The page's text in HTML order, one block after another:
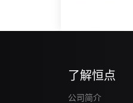
了解恒点
公司简介